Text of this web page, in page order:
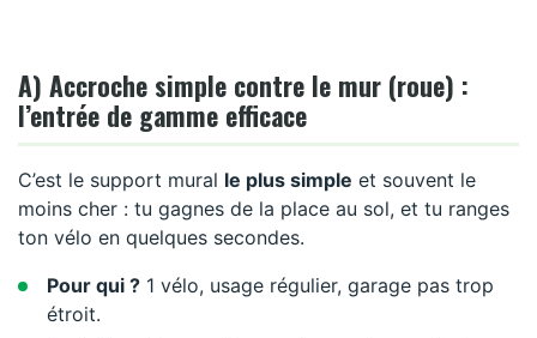
A) Accroche simple contre le mur (roue) :
l’entrée de gamme efficace
C’est le support mural le plus simple et souvent le
moins cher : tu gagnes de la place au sol, et tu ranges
ton vélo en quelques secondes.
Pour qui ? 1 vélo, usage régulier, garage pas trop
étroit.